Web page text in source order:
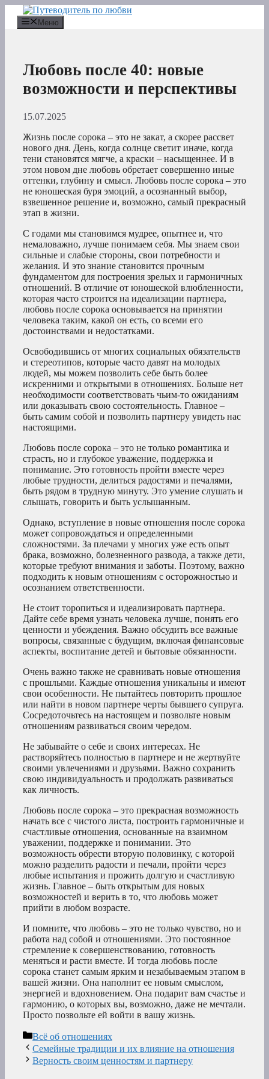
Перейти
содержимому
Меню
Любовь после 40: новые
возможности и перспективы
15.07.2025
Жизнь после сорока – это не закат, а скорее рассвет
нового дня. День, когда солнце светит иначе, когда
тени становятся мягче, а краски – насыщеннее. И в
этом новом дне любовь обретает совершенно иные
оттенки, глубину и смысл. Любовь после сорока – это
не юношеская буря эмоций, а осознанный выбор,
взвешенное решение и, возможно, самый прекрасный
этап в жизни.
С годами мы становимся мудрее, опытнее и, что
немаловажно, лучше понимаем себя. Мы знаем свои
сильные и слабые стороны, свои потребности и
желания. И это знание становится прочным
фундаментом для построения зрелых и гармоничных
отношений. В отличие от юношеской влюбленности,
которая часто строится на идеализации партнера,
любовь после сорока основывается на принятии
человека таким, какой он есть, со всеми его
достоинствами и недостатками.
Освободившись от многих социальных обязательств
и стереотипов, которые часто давят на молодых
людей, мы можем позволить себе быть более
искренними и открытыми в отношениях. Больше нет
необходимости соответствовать чьим-то ожиданиям
или доказывать свою состоятельность. Главное –
быть самим собой и позволить партнеру увидеть нас
настоящими.
Любовь после сорока – это не только романтика и
страсть, но и глубокое уважение, поддержка и
понимание. Это готовность пройти вместе через
любые трудности, делиться радостями и печалями,
быть рядом в трудную минуту. Это умение слушать и
слышать, говорить и быть услышанным.
Однако, вступление в новые отношения после сорока
может сопровождаться и определенными
сложностями. За плечами у многих уже есть опыт
брака, возможно, болезненного развода, а также дети,
которые требуют внимания и заботы. Поэтому, важно
подходить к новым отношениям с осторожностью и
осознанием ответственности.
Не стоит торопиться и идеализировать партнера.
Дайте себе время узнать человека лучше, понять его
ценности и убеждения. Важно обсудить все важные
вопросы, связанные с будущим, включая финансовые
аспекты, воспитание детей и бытовые обязанности.
Очень важно также не сравнивать новые отношения
с прошлыми. Каждые отношения уникальны и имеют
свои особенности. Не пытайтесь повторить прошлое
или найти в новом партнере черты бывшего супруга.
Сосредоточьтесь на настоящем и позвольте новым
отношениям развиваться своим чередом.
Не забывайте о себе и своих интересах. Не
растворяйтесь полностью в партнере и не жертвуйте
своими увлечениями и друзьями. Важно сохранить
свою индивидуальность и продолжать развиваться
как личность.
Любовь после сорока – это прекрасная возможность
начать все с чистого листа, построить гармоничные и
счастливые отношения, основанные на взаимном
уважении, поддержке и понимании. Это
возможность обрести вторую половинку, с которой
можно разделить радости и печали, пройти через
любые испытания и прожить долгую и счастливую
жизнь. Главное – быть открытым для новых
возможностей и верить в то, что любовь может
прийти в любом возрасте.
И помните, что любовь – это не только чувство, но и
работа над собой и отношениями. Это постоянное
стремление к совершенствованию, готовность
меняться и расти вместе. И тогда любовь после
сорока станет самым ярким и незабываемым этапом в
вашей жизни. Она наполнит ее новым смыслом,
энергией и вдохновением. Она подарит вам счастье и
гармонию, о которых вы, возможно, даже не мечтали.
Просто позвольте ей войти в вашу жизнь.
Рубрики
Всё об отношениях
Семейные традиции и их влияние на отношения
Верность своим ценностям и партнеру